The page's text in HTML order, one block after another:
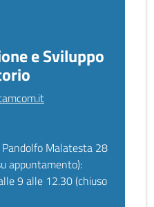
e Sviluppo
Malatesta 28
appuntamento):
9 alle 12.30 (chiuso